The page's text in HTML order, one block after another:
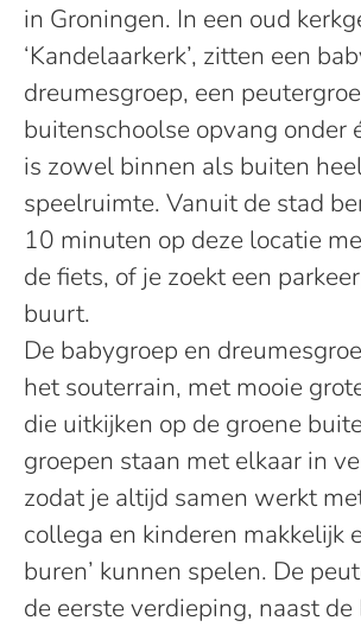
in Groningen. In een oud
‘Kandelaarkerk’, zitten een
dreumesgroep, een
buitenschoolse opvang onder
is zowel binnen als buiten
speelruimte. Vanuit de stad
10 minuten op deze locatie
de fiets, of je zoekt een
buurt.
De babygroep en
het souterrain, met mooie
die uitkijken op de groene
groepen staan met elkaar in
zodat je altijd samen werkt
collega en kinderen makkelijk
buren’ kunnen spelen. De
de eerste verdieping, naast de